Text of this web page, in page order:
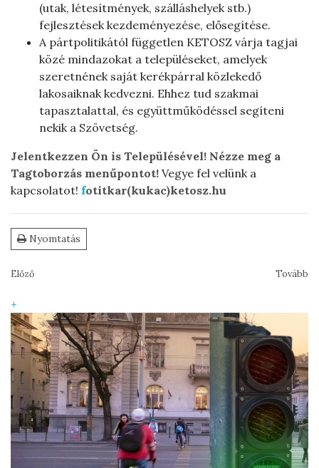
(utak, létesítmények, szálláshelyek stb.)
fejlesztések kezdeményezése, elősegítése.
A pártpolitikától független KETOSZ várja tagjai
közé mindazokat a településeket, amelyek
szeretnének saját kerékpárral közlekedő
lakosaiknak kedvezni. Ehhez tud szakmai
tapasztalattal, és együttműködéssel segíteni
nekik a Szövetség.
Jelentkezzen Ön is Településével! Nézze meg a
Tagtoborzás menűpontot! Vegye fel velünk a
kapcsolatot! fotitkar(kukac)ketosz.hu
Nyomtatás
Előző Tovább
+